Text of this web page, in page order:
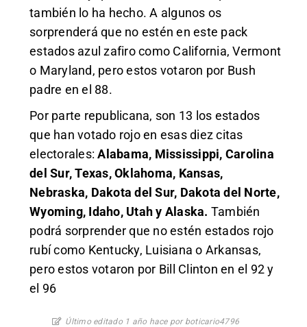
también lo ha hecho. A algunos os
sorprenderá que no estén en este pack
estados azul zafiro como California, Vermont
o Maryland, pero estos votaron por Bush
padre en el 88.
Por parte republicana, son 13 los estados
que han votado rojo en esas diez citas
electorales:Alabama, Mississippi, Carolina
del Sur, Texas, Oklahoma, Kansas,
Nebraska, Dakota del Sur, Dakota del Norte,
Wyoming, Idaho, Utah y Alaska. También
podrá sorprender que no estén estados rojo
rubí como Kentucky, Luisiana o Arkansas,
pero estos votaron por Bill Clinton en el 92 y
el 96
Último editado 1 año hace por boticario4796